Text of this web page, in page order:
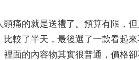
頭痛的就是送禮了。預算有限，
比較了半天，最後選了一款看起
裡面的內容物其實很普通，價格